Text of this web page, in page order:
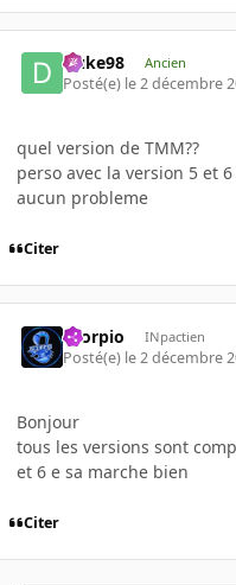
Duke98 Ancien
Posté(e) le 2 décembre
quel version de TMM??
perso avec la version 5 et 6
aucun probleme
Citer
Scorpio INpactien
Posté(e) le 2 décembre
Bonjour
tous les versions sont
et 6 e sa marche bien
Citer